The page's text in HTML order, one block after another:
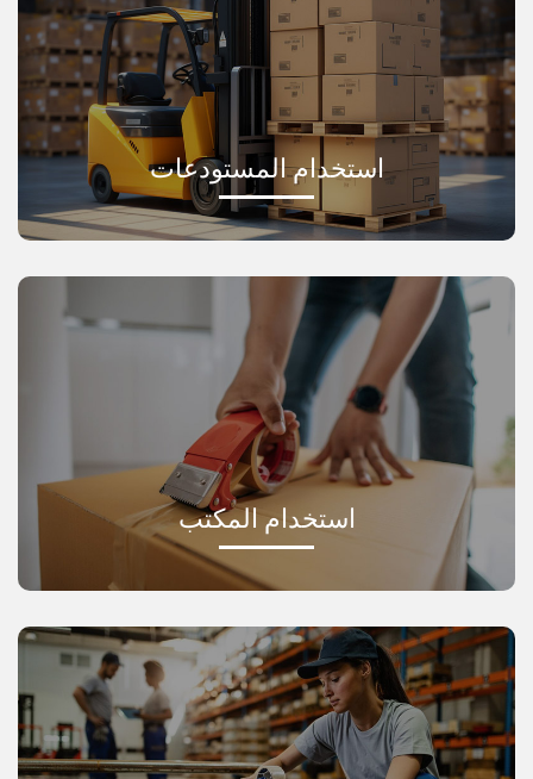
استخدام المستودعات
استخدام المكتب